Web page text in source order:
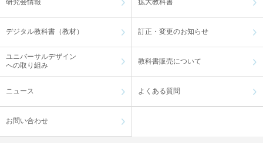
研究会情報 拡大教科書
デジタル教科書（教材） 訂正・変更のお知らせ
ユニバーサルデザイン
への取り組み
教科書販売について
ニュース よくある質問
お問い合わせ